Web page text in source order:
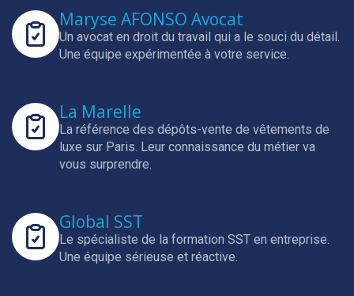
Maryse AFONSO Avocat
Un avocat en droit du travail qui a le souci du détail.
Une équipe expérimentée à votre service.
La Marelle
La référence des dépôts-vente de vêtements de
luxe sur Paris. Leur connaissance du métier va
vous surprendre.
Global SST
Le spécialiste de la formation SST en entreprise.
Une équipe sérieuse et réactive.